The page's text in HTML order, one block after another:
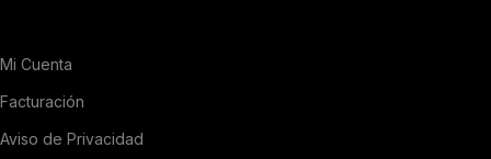
Mi Cuenta
Facturación
Aviso de Privacidad